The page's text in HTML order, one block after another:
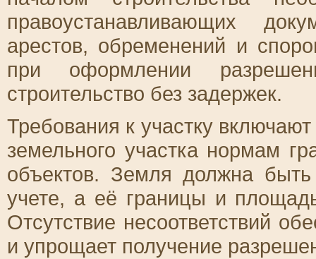
правоустанавливающих
арестов, обременений и
при оформлении
строительство без задержек.
Требования к участку
земельного участка нормам
объектов. Земля должна быть
учете, а её границы и
Отсутствие несоответствий
и упрощает получение